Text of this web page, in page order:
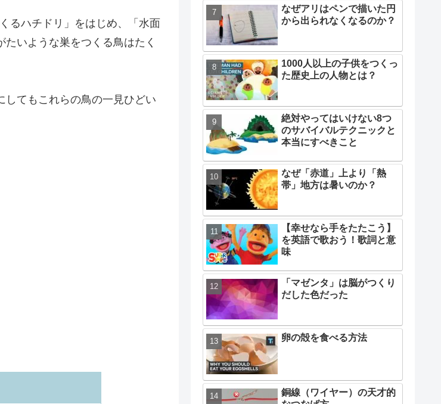
るハチドリ」をはじめ、「水面
いような巣をつくる鳥はたく
してもこれらの鳥の一見ひどい
なぜアリはペンで描いた円
から出られなくなるのか？
1000人以上の子供をつくっ
た歴史上の人物とは？
絶対やってはいけない8つ
のサバイバルテクニックと
本当にすべきこと
なぜ「赤道」上より「熱
帯」地方は暑いのか？
【幸せなら手をたたこう】
を英語で歌おう！歌詞と意
味
「マゼンタ」は脳がつくり
だした色だった
卵の殻を食べる方法
銅線（ワイヤー）の天才的